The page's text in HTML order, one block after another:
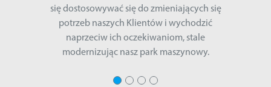
się dostosowywać się do zmieniających się
potrzeb naszych Klientów i wychodzić
naprzeciw ich oczekiwaniom, stale
modernizując nasz park maszynowy.